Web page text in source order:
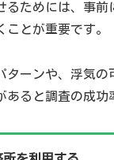
るためには、事前
とが重要です。
ターンや、浮気の
あると調査の成功